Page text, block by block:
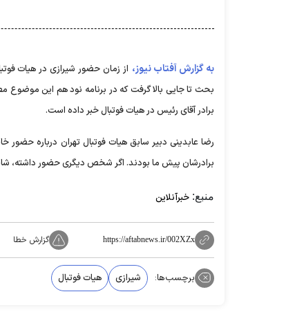
به گزارش آفتاب نیوز، از زمان حضور شیرازی در هیات
بحث تا جایی بالا گرفت که در برنامه نود هم این موضوع
برادر آقای رئیس در هیات فوتبال خبر داده است.
رضا عابدینی دبیر سابق هیات فوتبال تهران درباره
برادرشان پیش ما بودند. اگر شخص دیگری حضور داشته،
منبع: خبرآنلاین
https://aftabnews.ir/002XZx گزارش خطا
برچسب‌ها: شیرازی هیات فوتبال